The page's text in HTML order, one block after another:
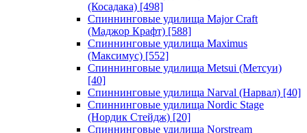
(Косадака) [498]
Спиннинговые удилища Major Craft
(Маджор Крафт) [588]
Спиннинговые удилища Maximus
(Максимус) [552]
Спиннинговые удилища Metsui (Метсуи)
[40]
Спиннинговые удилища Narval (Нарвал) [40]
Спиннинговые удилища Nordic Stage
(Нордик Стейдж) [20]
Спиннинговые удилища Norstream